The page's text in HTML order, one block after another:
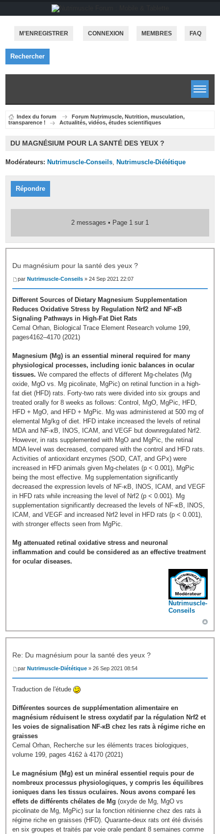
M’ENREGISTRER CONNEXION MEMBRES FAQ
Rechercher
Index du forum
Forum Nutrimuscle, Nutrition, musculation,
transparence !
Actualités, vidéos, études scientifiques
DU MAGNÉSIUM POUR LA SANTÉ DES YEUX ?
Modérateurs: Nutrimuscle-Conseils ,Nutrimuscle-Diététique
Répondre
2 messages • Page 1 sur 1
Du magnésium pour la santé des yeux ?
parNutrimuscle-Conseils » 24 Sep 2021 22:07
Different Sources of Dietary Magnesium Supplementation
Reduces Oxidative Stress by Regulation Nrf2 and NF-κB
Signaling Pathways in High-Fat Diet Rats
Cemal Orhan, Biological Trace Element Research volume 199,
pages4162–4170 (2021)
Magnesium (Mg) is an essential mineral required for many
physiological processes, including ionic balances in ocular
tissues. We compared the effects of different Mg-chelates (Mg
oxide, MgO vs. Mg picolinate, MgPic) on retinal function in a high-
fat diet (HFD) rats. Forty-two rats were divided into six groups and
treated orally for 8 weeks as follows: Control, MgO, MgPic, HFD,
HFD + MgO, and HFD + MgPic. Mg was administered at 500 mg of
elemental Mg/kg of diet. HFD intake increased the levels of retinal
MDA and NF-κB, INOS, ICAM, and VEGF but downregulated Nrf2.
However, in rats supplemented with MgO and MgPic, the retinal
MDA level was decreased, compared with the control and HFD rats.
Activities of antioxidant enzymes (SOD, CAT, and GPx) were
increased in HFD animals given Mg-chelates (p < 0.001), MgPic
being the most effective. Mg supplementation significantly
decreased the expression levels of NF-κB, INOS, ICAM, and VEGF
in HFD rats while increasing the level of Nrf2 (p < 0.001). Mg
supplementation significantly decreased the levels of NF-κB, INOS,
ICAM, and VEGF and increased Nrf2 level in HFD rats (p < 0.001),
with stronger effects seen from MgPic.
Mg attenuated retinal oxidative stress and neuronal
inflammation and could be considered as an effective treatment
for ocular diseases.
Nutrimuscle-
Conseils
Re: Du magnésium pour la santé des yeux ?
parNutrimuscle-Diététique » 26 Sep 2021 08:54
Traduction de l'étude
Différentes sources de supplémentation alimentaire en
magnésium réduisent le stress oxydatif par la régulation Nrf2 et
les voies de signalisation NF-κB chez les rats à régime riche en
graisses
Cemal Orhan, Recherche sur les éléments traces biologiques,
volume 199, pages 4162 à 4170 (2021)
Le magnésium (Mg) est un minéral essentiel requis pour de
nombreux processus physiologiques, y compris les équilibres
ioniques dans les tissus oculaires. Nous avons comparé les
effets de différents chélates de Mg (oxyde de Mg, MgO vs
picolinate de Mg, MgPic) sur la fonction rétinienne chez des rats à
régime riche en graisses (HFD). Quarante-deux rats ont été divisés
en six groupes et traités par voie orale pendant 8 semaines comme